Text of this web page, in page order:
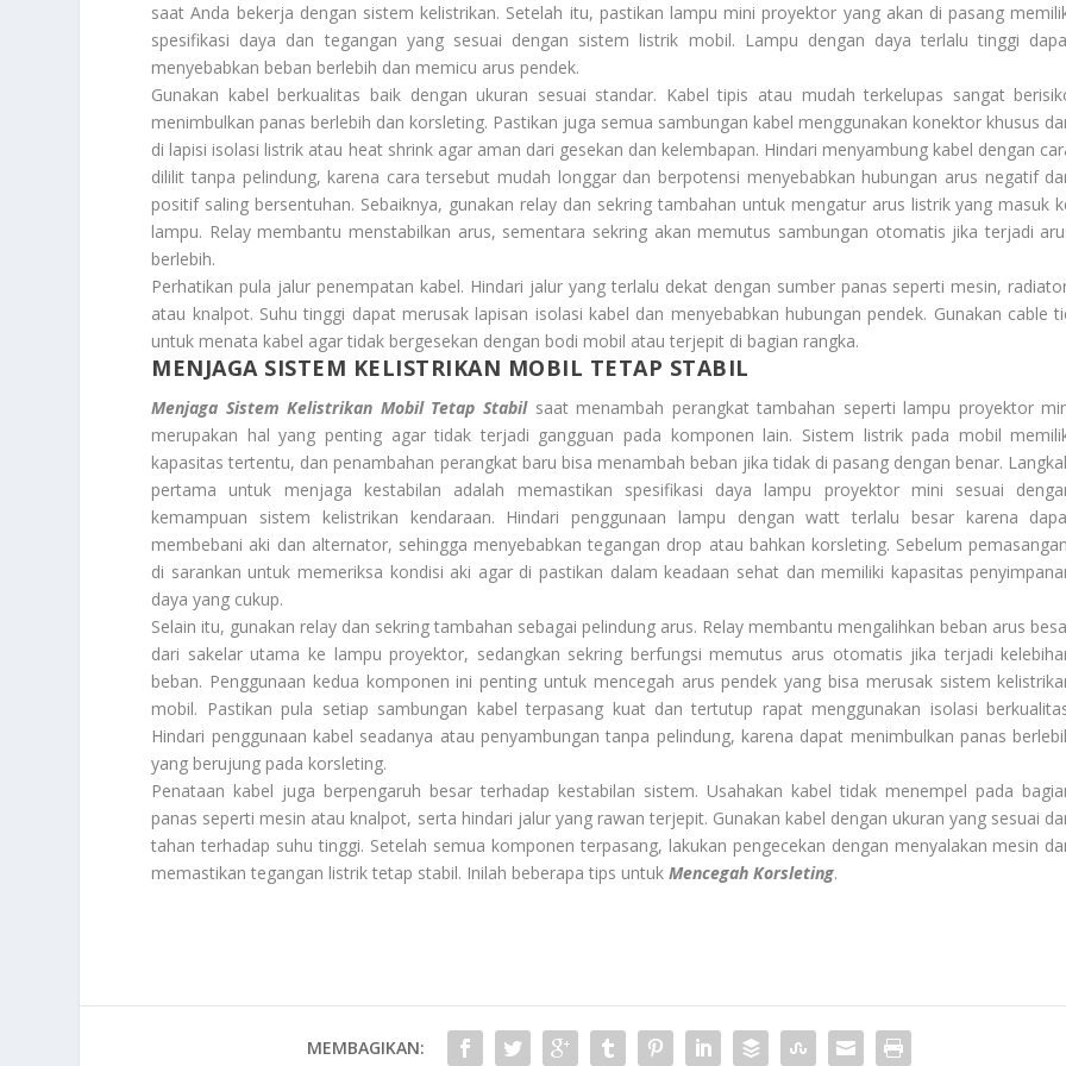
saat Anda bekerja dengan sistem kelistrikan. Setelah itu, pastikan lampu mini proyektor yang akan di pasang
spesifikasi daya dan tegangan yang sesuai dengan sistem listrik mobil. Lampu dengan daya terlalu tinggi
menyebabkan beban berlebih dan memicu arus pendek.
Gunakan kabel berkualitas baik dengan ukuran sesuai standar. Kabel tipis atau mudah terkelupas sangat
menimbulkan panas berlebih dan korsleting. Pastikan juga semua sambungan kabel menggunakan konektor khusus
di lapisi isolasi listrik atau heat shrink agar aman dari gesekan dan kelembapan. Hindari menyambung kabel dengan
dililit tanpa pelindung, karena cara tersebut mudah longgar dan berpotensi menyebabkan hubungan arus negatif
positif saling bersentuhan. Sebaiknya, gunakan relay dan sekring tambahan untuk mengatur arus listrik yang masuk
lampu. Relay membantu menstabilkan arus, sementara sekring akan memutus sambungan otomatis jika terjadi
berlebih.
Perhatikan pula jalur penempatan kabel. Hindari jalur yang terlalu dekat dengan sumber panas seperti mesin,
atau knalpot. Suhu tinggi dapat merusak lapisan isolasi kabel dan menyebabkan hubungan pendek. Gunakan cable
untuk menata kabel agar tidak bergesekan dengan bodi mobil atau terjepit di bagian rangka.
MENJAGA SISTEM KELISTRIKAN MOBIL TETAP STABIL
Menjaga Sistem Kelistrikan Mobil Tetap Stabilsaat menambah perangkat tambahan seperti lampu proyektor
merupakan hal yang penting agar tidak terjadi gangguan pada komponen lain. Sistem listrik pada mobil
kapasitas tertentu, dan penambahan perangkat baru bisa menambah beban jika tidak di pasang dengan benar.
pertama untuk menjaga kestabilan adalah memastikan spesifikasi daya lampu proyektor mini sesuai
kemampuan sistem kelistrikan kendaraan. Hindari penggunaan lampu dengan watt terlalu besar karena
membebani aki dan alternator, sehingga menyebabkan tegangan drop atau bahkan korsleting. Sebelum
di sarankan untuk memeriksa kondisi aki agar di pastikan dalam keadaan sehat dan memiliki kapasitas
daya yang cukup.
Selain itu, gunakan relay dan sekring tambahan sebagai pelindung arus. Relay membantu mengalihkan beban arus
dari sakelar utama ke lampu proyektor, sedangkan sekring berfungsi memutus arus otomatis jika terjadi
beban. Penggunaan kedua komponen ini penting untuk mencegah arus pendek yang bisa merusak sistem
mobil. Pastikan pula setiap sambungan kabel terpasang kuat dan tertutup rapat menggunakan isolasi
Hindari penggunaan kabel seadanya atau penyambungan tanpa pelindung, karena dapat menimbulkan panas
yang berujung pada korsleting.
Penataan kabel juga berpengaruh besar terhadap kestabilan sistem. Usahakan kabel tidak menempel pada
panas seperti mesin atau knalpot, serta hindari jalur yang rawan terjepit. Gunakan kabel dengan ukuran yang sesuai
tahan terhadap suhu tinggi. Setelah semua komponen terpasang, lakukan pengecekan dengan menyalakan mesin
memastikan tegangan listrik tetap stabil. Inilah beberapa tips untukMencegah Korsleting.
MEMBAGIKAN: